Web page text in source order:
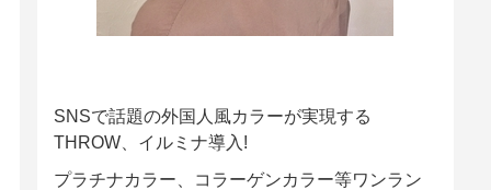
SNSで話題の外国人風カラーが実現する
THROW、イルミナ導入!
プラチナカラー、コラーゲンカラー等ワンラン